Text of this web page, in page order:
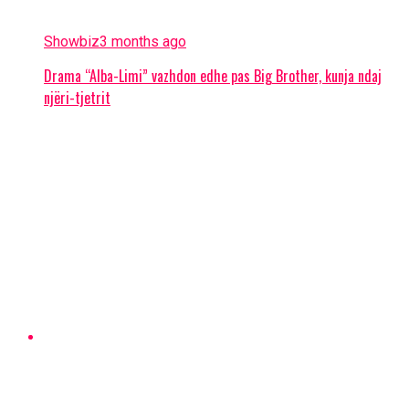
Showbiz3 months ago
Drama “Alba-Limi” vazhdon edhe pas Big Brother, kunja ndaj
njëri-tjetrit